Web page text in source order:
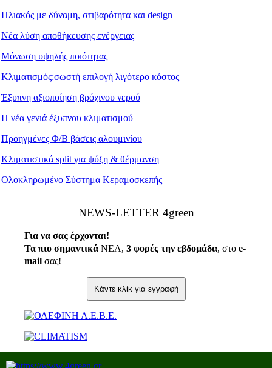
Ηλιακός με δύναμη, στιβαρότητα και design
Νέα λύση αποθήκευσης ενέργειας
Μόνωση υψηλής ποιότητας
Κλιματισμός:σωστή επιλογή λιγότερο κόστος
Έξυπνη αξιοποίηση βρόχινου νερού
Η νέα γενιά έξυπνου κλιματισμού
Προηγμένες Φ/Β βάσεις αλουμινίου
Κλιματιστικά split για ψύξη & θέρμανση
Ολοκληρωμένο Σύστημα Κεραμοσκεπής
ΝEWS-LETTER 4green
Για να σας έρχονται!
Τα πιο σημαντικά ΝΕΑ, 3 φορές την εβδομάδα, στο e-
mail σας!
Κάντε κλίκ για εγγραφή